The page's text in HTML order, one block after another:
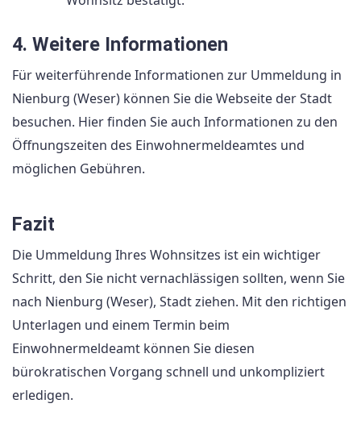
4. Weitere Informationen
Für weiterführende Informationen zur Ummeldung in
Nienburg (Weser) können Sie die Webseite der Stadt
besuchen. Hier finden Sie auch Informationen zu den
Öffnungszeiten des Einwohnermeldeamtes und
möglichen Gebühren.
Fazit
Die Ummeldung Ihres Wohnsitzes ist ein wichtiger
Schritt, den Sie nicht vernachlässigen sollten, wenn Sie
nach Nienburg (Weser), Stadt ziehen. Mit den richtigen
Unterlagen und einem Termin beim
Einwohnermeldeamt können Sie diesen
bürokratischen Vorgang schnell und unkompliziert
erledigen.